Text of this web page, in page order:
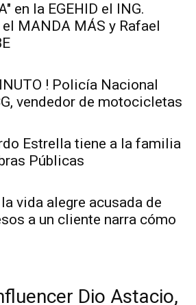
en la EGEHID el ING.
el MANDA MÁS y Rafael
! Policía Nacional
vendedor de motocicletas
Estrella tiene a la familia
Públicas
vida alegre acusada de
a un cliente narra cómo
Dio Astacio,